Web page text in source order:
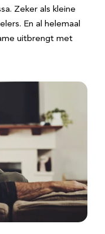
Zeker als kleine
En al helemaal
uitbrengt met